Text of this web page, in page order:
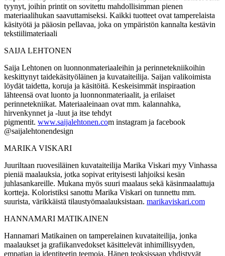
tyynyt, joihin printit on sovitettu mahdollisimman pienen
materiaalihukan saavuttamiseksi. Kaikki tuotteet ovat tamperelaista
käsityötä ja pääosin pellavaa, joka on ympäristön kannalta kestävin
tekstiilimateriaali
SAIJA LEHTONEN
Saija Lehtonen on luonnonmateriaaleihin ja perinnetekniikoihin
keskittynyt taidekäsityöläinen ja kuvataiteilija. Saijan valikoimista
löydät taidetta, koruja ja käsitöitä. Keskeisimmät inspiraation
lähteensä ovat luonto ja luonnonmateriaalit, ja erilaiset
perinnetekniikat. Materiaaleinaan ovat mm. kalannahka,
hirvenkynnet ja -luut ja itse tehdyt
pigmentit. www.saijalehtonen.com instagram ja facebook
@saijalehtonendesign
MARIKA VISKARI
Juuriltaan ruovesiläinen kuvataiteilija Marika Viskari myy Vinhassa
pieniä maalauksia, jotka sopivat erityisesti lahjoiksi kesän
juhlasankareille. Mukana myös suuri maalaus sekä käsinmaalattuja
kortteja. Koloristiksi sanottu Marika Viskari on tunnettu mm.
suurista, värikkäistä tilaustyömaalauksistaan. marikaviskari.com
HANNAMARI MATIKAINEN
Hannamari Matikainen on tamperelainen kuvataiteilija, jonka
maalaukset ja grafiikanvedokset käsittelevät inhimillisyyden,
empatian ja identiteetin teemoja. Hänen teoksissaan yhdistyvät